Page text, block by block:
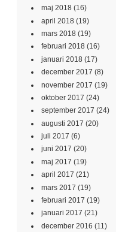
maj 2018 (16)
april 2018 (19)
mars 2018 (19)
februari 2018 (16)
januari 2018 (17)
december 2017 (8)
november 2017 (19)
oktober 2017 (24)
september 2017 (24)
augusti 2017 (20)
juli 2017 (6)
juni 2017 (20)
maj 2017 (19)
april 2017 (21)
mars 2017 (19)
februari 2017 (19)
januari 2017 (21)
december 2016 (11)